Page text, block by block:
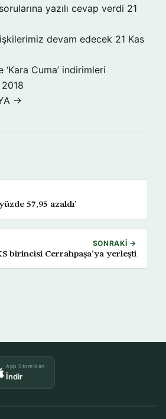
yazılı cevap verdi 21
devam edecek 21 Kas
Cuma’ indirimleri
→
57,95 azaldı’
SONRAKI →
birincisi Cerrahpaşa’ya yerleşti
App Store'dan
İndir